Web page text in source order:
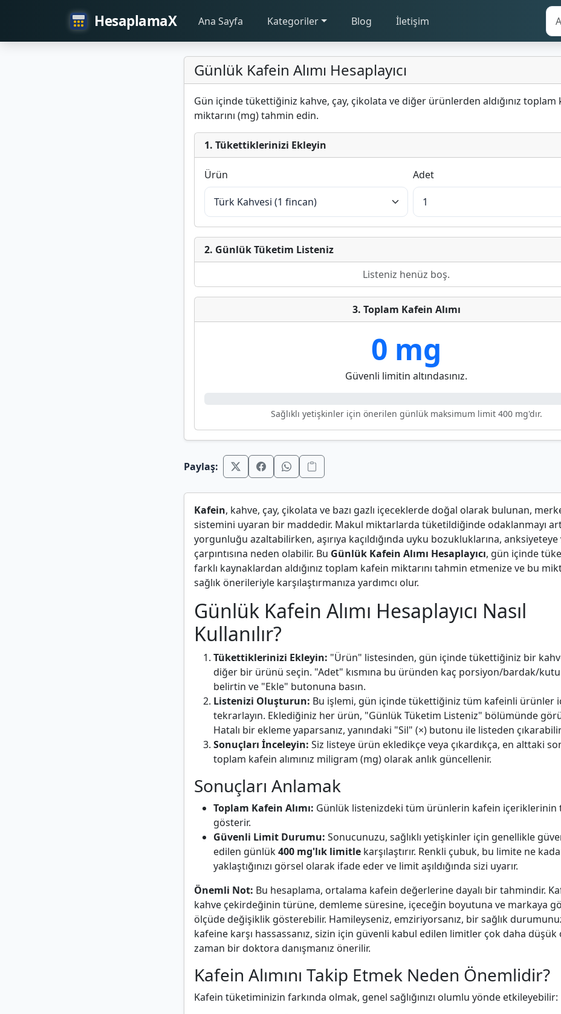
HesaplamaX Ana Sayfa Kategoriler Blog İletişim
Günlük Kafein Alımı Hesaplayıcı
Gün içinde tükettiğiniz kahve, çay, çikolata ve diğer ürünlerden aldığınız toplam
miktarını (mg) tahmin edin.
1. Tükettiklerinizi Ekleyin
Ürün Adet
2. Günlük Tüketim Listeniz
Listeniz henüz boş.
3. Toplam Kafein Alımı
0 mg
Güvenli limitin altındasınız.
Sağlıklı yetişkinler için önerilen günlük maksimum limit 400 mg'dır.
Paylaş:
Kafein, kahve, çay, çikolata ve bazı gazlı içeceklerde doğal olarak bulunan,
sistemini uyaran bir maddedir. Makul miktarlarda tüketildiğinde odaklanmayı
yorgunluğu azaltabilirken, aşırıya kaçıldığında uyku bozukluklarına, anksiyeteye
çarpıntısına neden olabilir. Bu Günlük Kafein Alımı Hesaplayıcı, gün içinde
farklı kaynaklardan aldığınız toplam kafein miktarını tahmin etmenize ve bu
sağlık önerileriyle karşılaştırmanıza yardımcı olur.
Günlük Kafein Alımı Hesaplayıcı Nasıl
Kullanılır?
Tükettiklerinizi Ekleyin: "Ürün" listesinden, gün içinde tükettiğiniz bir
diğer bir ürünü seçin. "Adet" kısmına bu üründen kaç porsiyon/bardak/
belirtin ve "Ekle" butonuna basın.
Listenizi Oluşturun: Bu işlemi, gün içinde tükettiğiniz tüm kafeinli ürünler
tekrarlayın. Eklediğiniz her ürün, "Günlük Tüketim Listeniz" bölümünde
Hatalı bir ekleme yaparsanız, yanındaki "Sil" (×) butonu ile listeden
Sonuçları İnceleyin: Siz listeye ürün ekledikçe veya çıkardıkça, en alttaki
toplam kafein alımınız miligram (mg) olarak anlık güncellenir.
Sonuçları Anlamak
Toplam Kafein Alımı: Günlük listenizdeki tüm ürünlerin kafein içeriklerinin
gösterir.
Güvenli Limit Durumu: Sonucunuzu, sağlıklı yetişkinler için genellikle
edilen günlük400 mg'lık limitle karşılaştırır. Renkli çubuk, bu limite ne
yaklaştığınızı görsel olarak ifade eder ve limit aşıldığında sizi uyarır.
Önemli Not: Bu hesaplama, ortalama kafein değerlerine dayalı bir tahmindir.
kahve çekirdeğinin türüne, demleme süresine, içeceğin boyutuna ve markaya
ölçüde değişiklik gösterebilir. Hamileyseniz, emziriyorsanız, bir sağlık
kafeine karşı hassassanız, sizin için güvenli kabul edilen limitler çok daha düşük
zaman bir doktora danışmanız önerilir.
Kafein Alımını Takip Etmek Neden Önemlidir?
Kafein tüketiminizin farkında olmak, genel sağlığınızı olumlu yönde etkileyebilir: